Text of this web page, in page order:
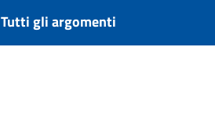
Tutti gli argomenti